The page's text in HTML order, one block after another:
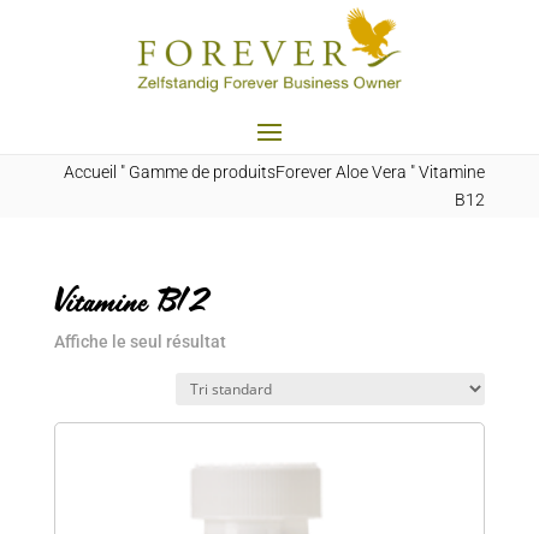
Accueil " Gamme de produitsForever Aloe Vera "Vitamine
B12
Vitamine B12
Affiche le seul résultat